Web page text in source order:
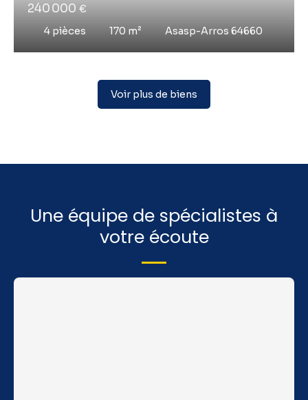
240 000 €
4 pièces 170 m² Asasp-Arros 64660
Voir plus de biens
Une équipe de spécialistes à
votre écoute